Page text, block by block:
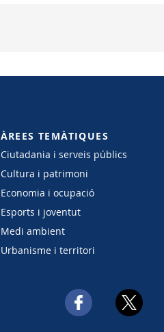
ÀREES TEMÀTIQUES
Ciutadania i serveis públics
Cultura i patrimoni
Economia i ocupació
Esports i joventut
Medi ambient
Urbanisme i territori